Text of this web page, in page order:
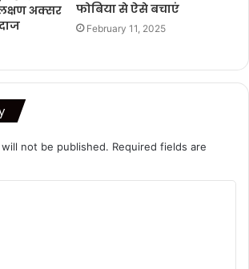
अक्सर
फोबिया से ऐसे बचाएं
February 11, 2025
not be published. Required fields are